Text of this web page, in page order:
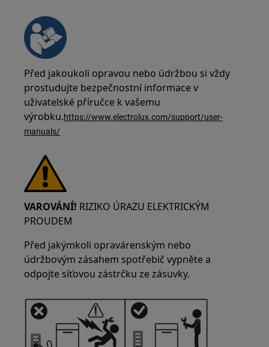
Před jakoukoli opravou nebo údržbou si vždy
prostudujte bezpečnostní informace v
uživatelské příručce k vašemu
výrobku.https://www.electrolux.com/support/user-
manuals/
VAROVÁNÍ! RIZIKO ÚRAZU ELEKTRICKÝM
PROUDEM
Před jakýmkoli opravárenským nebo
údržbovým zásahem spotřebič vypněte a
odpojte síťovou zástrčku ze zásuvky.